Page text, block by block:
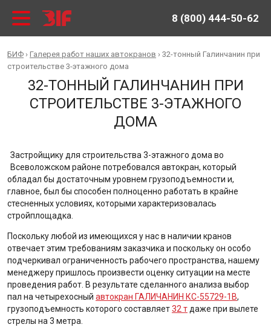
8 (800) 444-50-62
БИФ › Галерея работ наших автокранов › 32-тонный Галинчанин при
строительстве 3-этажного дома
32-ТОННЫЙ ГАЛИНЧАНИН ПРИ
СТРОИТЕЛЬСТВЕ 3-ЭТАЖНОГО
ДОМА
Застройщику для строительства 3-этажного дома во
Всеволожском районе потребовался автокран, который
обладал бы достаточным уровнем грузоподъемности и,
главное, был бы способен полноценно работать в крайне
стесненных условиях, которыми характеризовалась
стройплощадка.
Поскольку любой из имеющихся у нас в наличии кранов
отвечает этим требованиям заказчика и поскольку он особо
подчеркивал ограниченность рабочего пространства, нашему
менеджеру пришлось произвести оценку ситуации на месте
проведения работ. В результате сделанного анализа выбор
пал на четырехосный автокран ГАЛИЧАНИН КС-55729-1В,
грузоподъемность которого составляет32 т даже при вылете
стрелы на 3 метра.